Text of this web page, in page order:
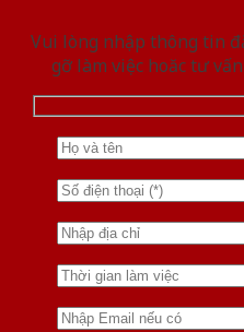
Vui lòng nhập thông tin
gỡ làm việc hoăc tư